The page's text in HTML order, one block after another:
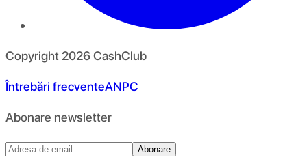
Copyright 2026CashClub
Întrebări frecventeANPC
Abonare newsletter
Abonare